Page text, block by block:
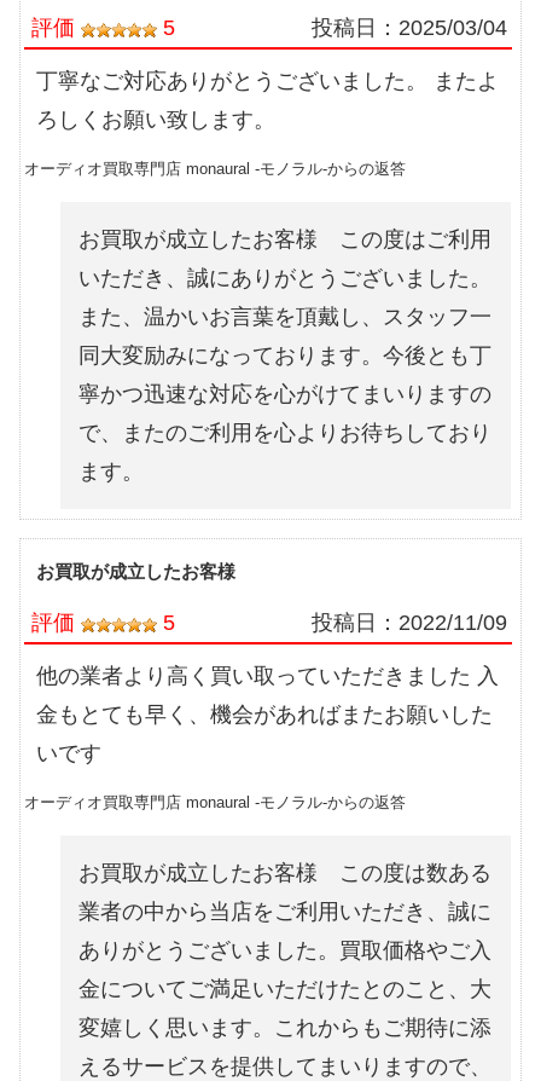
評価 5 投稿日： 2025/03/04
丁寧なご対応ありがとうございました。 またよ
ろしくお願い致します。
オーディオ買取専門店 monaural -モノラル-からの返答
お買取が成立したお客様 この度はご利用
いただき、誠にありがとうございました。
また、温かいお言葉を頂戴し、スタッフ一
同大変励みになっております。今後とも丁
寧かつ迅速な対応を心がけてまいりますの
で、またのご利用を心よりお待ちしており
ます。
お買取が成立したお客様
評価 5 投稿日： 2022/11/09
他の業者より高く買い取っていただきました 入
金もとても早く、機会があればまたお願いした
いです
オーディオ買取専門店 monaural -モノラル-からの返答
お買取が成立したお客様 この度は数ある
業者の中から当店をご利用いただき、誠に
ありがとうございました。買取価格やご入
金についてご満足いただけたとのこと、大
変嬉しく思います。これからもご期待に添
えるサービスを提供してまいりますので、